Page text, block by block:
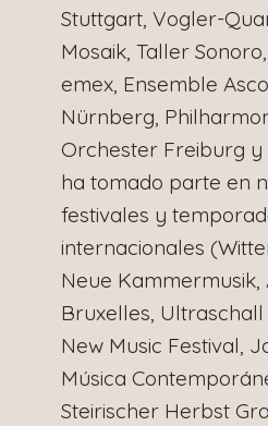
Stuttgart, Vogler-
Mosaik, Taller
emex, Ensemble
Nürnberg,
Orchester Freiburg
ha tomado parte en
festivales y
internacionales
Neue Kammermusik,
Bruxelles,
New Music Festival,
Música
Steirischer Herbst